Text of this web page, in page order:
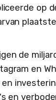
op
de
en
en